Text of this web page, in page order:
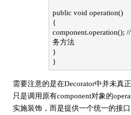
public void operation()
{
component.operation();
务方法
}
}
需要注意的是在Decorator中并未真
只是调用原有component对象的
实施装饰，而是提供一个统一的接